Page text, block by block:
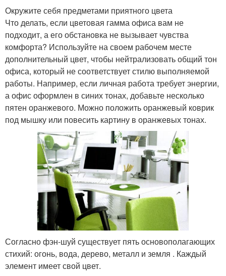
Окружите себя предметами приятного цвета
Что делать, если цветовая гамма офиса вам не
подходит, а его обстановка не вызывает чувства
комфорта? Используйте на своем рабочем месте
дополнительный цвет, чтобы нейтрализовать общий тон
офиса, который не соответствует стилю выполняемой
работы. Например, если личная работа требует энергии,
а офис оформлен в синих тонах, добавьте несколько
пятен оранжевого. Можно положить оранжевый коврик
под мышку или повесить картину в оранжевых тонах.
Согласно фэн-шуй существует пять основополагающих
стихий: огонь, вода, дерево, металл и земля . Каждый
элемент имеет свой цвет.